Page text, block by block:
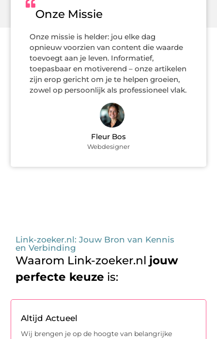
Onze Missie
Onze missie is helder: jou elke dag
opnieuw voorzien van content die waarde
toevoegt aan je leven. Informatief,
toepasbaar en motiverend – onze artikelen
zijn erop gericht om je te helpen groeien,
zowel op persoonlijk als professioneel vlak.
Fleur Bos
Webdesigner
Link-zoeker.nl: Jouw Bron van Kennis
en Verbinding
Waarom Link-zoeker.nl jouw
perfecte keuze is:
Altijd Actueel
Wij brengen je op de hoogte van belangrijke